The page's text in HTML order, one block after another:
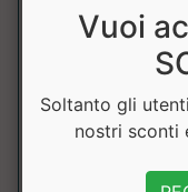
Vuoi
Soltanto gli
nostri sconti